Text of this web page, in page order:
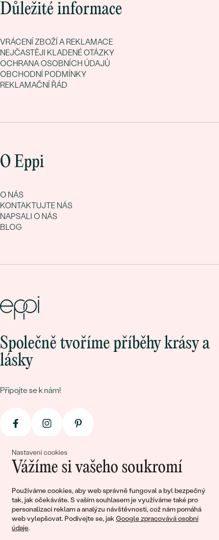
Nastavení cookies
Vážíme si vašeho soukromí
Používáme cookies, aby web správně fungoval a byl bezpečný
tak, jak očekáváte. S vaším souhlasem je využíváme také pro
personalizaci reklam a analýzu návštěvnosti, což nám pomáhá
web vylepšovat. Podívejte se, jak Google zpracovává osobní
údaje.
Důležité informace
VRÁCENÍ ZBOŽÍ A REKLAMACE
NEJČASTĚJI KLADENÉ OTÁZKY
OCHRANA OSOBNÍCH ÚDAJŮ
OBCHODNÍ PODMÍNKY
REKLAMAČNÍ ŘÁD
O Eppi
O NÁS
KONTAKTUJTE NÁS
NAPSALI O NÁS
BLOG
Společně tvoříme příběhy krásy a
lásky
Připojte se k nám!
© 2011 - 2026, Eppi.cz